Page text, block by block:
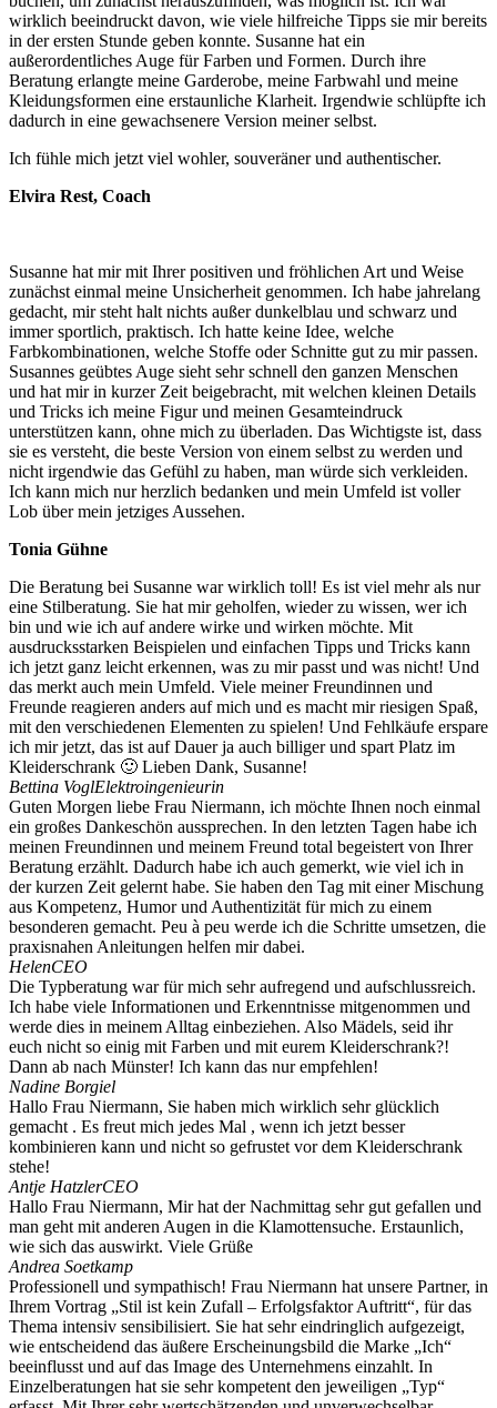
wirklich beeindruckt davon, wie viele hilfreiche Tipps sie mir bereits
in der ersten Stunde geben konnte. Susanne hat ein
außerordentliches Auge für Farben und Formen. Durch ihre
Beratung erlangte meine Garderobe, meine Farbwahl und meine
Kleidungsformen eine erstaunliche Klarheit. Irgendwie schlüpfte ich
dadurch in eine gewachsenere Version meiner selbst.
Ich fühle mich jetzt viel wohler, souveräner und authentischer.
Elvira Rest, Coach
Susanne hat mir mit Ihrer positiven und fröhlichen Art und Weise
zunächst einmal meine Unsicherheit genommen. Ich habe jahrelang
gedacht, mir steht halt nichts außer dunkelblau und schwarz und
immer sportlich, praktisch. Ich hatte keine Idee, welche
Farbkombinationen, welche Stoffe oder Schnitte gut zu mir passen.
Susannes geübtes Auge sieht sehr schnell den ganzen Menschen
und hat mir in kurzer Zeit beigebracht, mit welchen kleinen Details
und Tricks ich meine Figur und meinen Gesamteindruck
unterstützen kann, ohne mich zu überladen. Das Wichtigste ist, dass
sie es versteht, die beste Version von einem selbst zu werden und
nicht irgendwie das Gefühl zu haben, man würde sich verkleiden.
Ich kann mich nur herzlich bedanken und mein Umfeld ist voller
Lob über mein jetziges Aussehen.
Tonia Gühne
Die Beratung bei Susanne war wirklich toll! Es ist viel mehr als nur
eine Stilberatung. Sie hat mir geholfen, wieder zu wissen, wer ich
bin und wie ich auf andere wirke und wirken möchte. Mit
ausdrucksstarken Beispielen und einfachen Tipps und Tricks kann
ich jetzt ganz leicht erkennen, was zu mir passt und was nicht! Und
das merkt auch mein Umfeld. Viele meiner Freundinnen und
Freunde reagieren anders auf mich und es macht mir riesigen Spaß,
mit den verschiedenen Elementen zu spielen! Und Fehlkäufe erspare
ich mir jetzt, das ist auf Dauer ja auch billiger und spart Platz im
Kleiderschrank 🙂 Lieben Dank, Susanne!
Bettina VoglElektroingenieurin
Guten Morgen liebe Frau Niermann, ich möchte Ihnen noch einmal
ein großes Dankeschön aussprechen. In den letzten Tagen habe ich
meinen Freundinnen und meinem Freund total begeistert von Ihrer
Beratung erzählt. Dadurch habe ich auch gemerkt, wie viel ich in
der kurzen Zeit gelernt habe. Sie haben den Tag mit einer Mischung
aus Kompetenz, Humor und Authentizität für mich zu einem
besonderen gemacht. Peu à peu werde ich die Schritte umsetzen, die
praxisnahen Anleitungen helfen mir dabei.
HelenCEO
Die Typberatung war für mich sehr aufregend und aufschlussreich.
Ich habe viele Informationen und Erkenntnisse mitgenommen und
werde dies in meinem Alltag einbeziehen. Also Mädels, seid ihr
euch nicht so einig mit Farben und mit eurem Kleiderschrank?!
Dann ab nach Münster! Ich kann das nur empfehlen!
Nadine Borgiel
Hallo Frau Niermann, Sie haben mich wirklich sehr glücklich
gemacht . Es freut mich jedes Mal , wenn ich jetzt besser
kombinieren kann und nicht so gefrustet vor dem Kleiderschrank
stehe!
Antje HatzlerCEO
Hallo Frau Niermann, Mir hat der Nachmittag sehr gut gefallen und
man geht mit anderen Augen in die Klamottensuche. Erstaunlich,
wie sich das auswirkt. Viele Grüße
Andrea Soetkamp
Professionell und sympathisch! Frau Niermann hat unsere Partner, in
Ihrem Vortrag „Stil ist kein Zufall – Erfolgsfaktor Auftritt“, für das
Thema intensiv sensibilisiert. Sie hat sehr eindringlich aufgezeigt,
wie entscheidend das äußere Erscheinungsbild die Marke „Ich“
beeinflusst und auf das Image des Unternehmens einzahlt. In
Einzelberatungen hat sie sehr kompetent den jeweiligen „Typ“